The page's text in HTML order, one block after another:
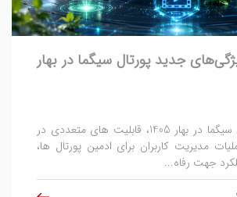
جدید پورتال سیگما در بهار
شرکت دانش‌بنیان سیگما در بهار 1405، قابلیت های متعددی در
مدیریت کاربران برای ادمین پورتال ها،
جهت رفاه...